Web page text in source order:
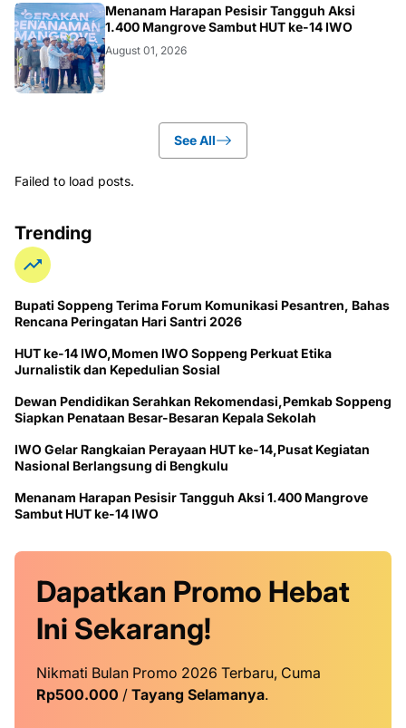
NEWS
Menanam Harapan Pesisir Tangguh Aksi
1.400 Mangrove Sambut HUT ke-14 IWO
August 01, 2026
See All
Failed to load posts.
Trending
Bupati Soppeng Terima Forum Komunikasi Pesantren, Bahas
Rencana Peringatan Hari Santri 2026
HUT ke-14 IWO,Momen IWO Soppeng Perkuat Etika
Jurnalistik dan Kepedulian Sosial
Dewan Pendidikan Serahkan Rekomendasi,Pemkab Soppeng
Siapkan Penataan Besar-Besaran Kepala Sekolah
IWO Gelar Rangkaian Perayaan HUT ke-14,Pusat Kegiatan
Nasional Berlangsung di Bengkulu
Menanam Harapan Pesisir Tangguh Aksi 1.400 Mangrove
Sambut HUT ke-14 IWO
Dapatkan Promo Hebat
Ini Sekarang!
Nikmati Bulan Promo 2026 Terbaru, Cuma
Rp500.000 / Tayang Selamanya.